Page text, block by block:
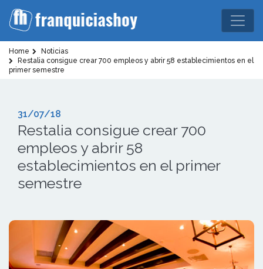
Home
Noticias
Restalia consigue crear 700 empleos y abrir 58 establecimientos en el
primer semestre
31/07/18
Restalia consigue crear 700
empleos y abrir 58
establecimientos en el primer
semestre